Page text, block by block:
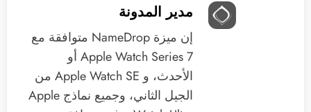
مدير المدونة
إن ميزة NameDrop متوافقة مع
Apple Watch Series 7 أو
الأحدث، و Apple Watch SE من
الجيل الثاني، وجميع نماذج Apple